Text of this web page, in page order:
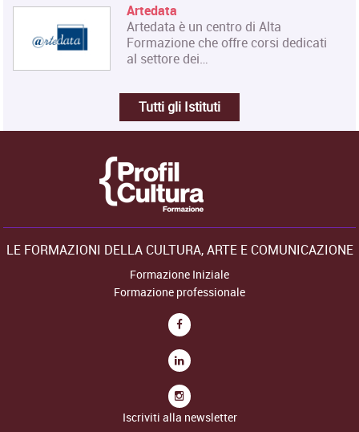
Artedata
Artedata è un centro di Alta
Formazione che offre corsi dedicati
al settore dei…
Tutti gli Istituti
LE FORMAZIONI DELLA CULTURA, ARTE E COMUNICAZIONE
Formazione Iniziale
Formazione professionale
Iscriviti alla newsletter